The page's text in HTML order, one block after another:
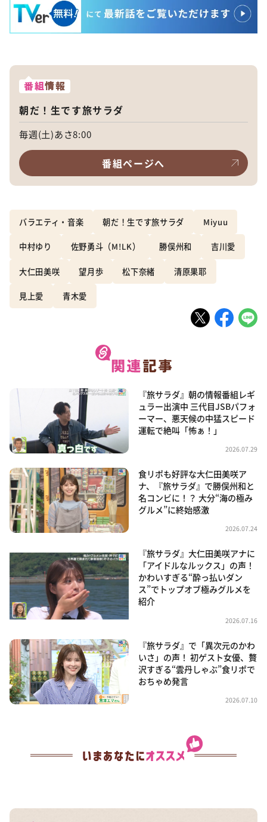
番組情報
朝だ！生です旅サラダ
毎週(土)あさ8:00
番組ページへ
バラエティ・音楽 朝だ！生です旅サラダ Miyuu
中村ゆり 佐野勇斗（M!LK） 勝俣州和 吉川愛
大仁田美咲 望月歩 松下奈緒 清原果耶
見上愛 青木愛
『旅サラダ』朝の情報番組レギ
ュラー出演中 三代目JSBパフォ
ーマー、悪天候の中猛スピード
運転で絶叫「怖ぁ！」
2026.07.29
食リポも好評な大仁田美咲ア
ナ、『旅サラダ』で勝俣州和と
名コンビに！？ 大分“海の極み
グルメ”に終始感激
2026.07.24
『旅サラダ』大仁田美咲アナに
「アイドルなルックス」の声！
かわいすぎる“酔っ払いダン
ス”でトップオブ極みグルメを
紹介
2026.07.16
『旅サラダ』で「異次元のかわ
いさ」の声！ 初ゲスト女優、贅
沢すぎる“雲丹しゃぶ”食リポで
おちゃめ発言
2026.07.10